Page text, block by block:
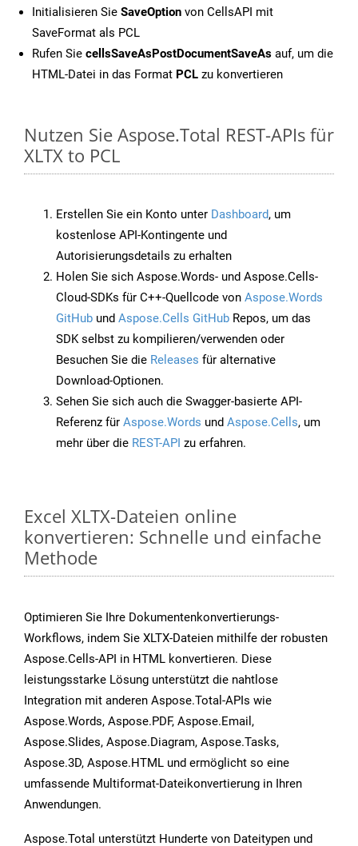
Initialisieren Sie SaveOption von CellsAPI mit
SaveFormat als PCL
Rufen Sie cellsSaveAsPostDocumentSaveAs auf, um die
HTML-Datei in das Format PCL zu konvertieren
Nutzen Sie Aspose.Total REST-APIs für
XLTX to PCL
Erstellen Sie ein Konto unter Dashboard, um
kostenlose API-Kontingente und
Autorisierungsdetails zu erhalten
Holen Sie sich Aspose.Words- und Aspose.Cells-
Cloud-SDKs für C++-Quellcode von Aspose.Words
GitHub und Aspose.Cells GitHub Repos, um das
SDK selbst zu kompilieren/verwenden oder
Besuchen Sie die Releases für alternative
Download-Optionen.
Sehen Sie sich auch die Swagger-basierte API-
Referenz für Aspose.Words und Aspose.Cells, um
mehr über die REST-API zu erfahren.
Excel XLTX-Dateien online
konvertieren: Schnelle und einfache
Methode
Optimieren Sie Ihre Dokumentenkonvertierungs-
Workflows, indem Sie XLTX-Dateien mithilfe der robusten
Aspose.Cells-API in HTML konvertieren. Diese
leistungsstarke Lösung unterstützt die nahtlose
Integration mit anderen Aspose.Total-APIs wie
Aspose.Words, Aspose.PDF, Aspose.Email,
Aspose.Slides, Aspose.Diagram, Aspose.Tasks,
Aspose.3D, Aspose.HTML und ermöglicht so eine
umfassende Multiformat-Dateikonvertierung in Ihren
Anwendungen.
Aspose.Total unterstützt Hunderte von Dateitypen und